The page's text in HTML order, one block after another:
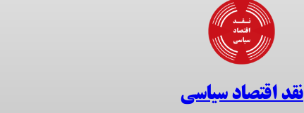
نقد اقتصاد سیاسی